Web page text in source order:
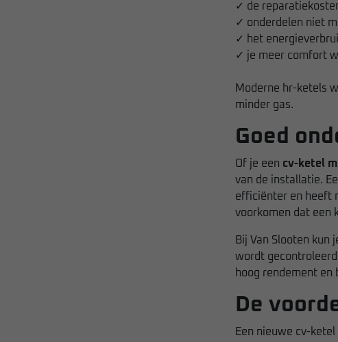
✓ de
✓ onderdelen niet
✓ het
✓ je meer comfort
Moderne hr-ketels
minder gas.
Goed
Of je een cv-ketel
van de installatie.
efficiënter en heeft
voorkomen dat een
Bij Van Slooten kun
wordt
hoog rendement
De
Een nieuwe cv-